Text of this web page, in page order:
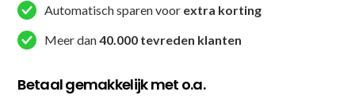
Blauw
aantal
Automatisch sparen voor extra korting
Meer dan40.000 tevreden klanten
Betaal gemakkelijk met o.a.